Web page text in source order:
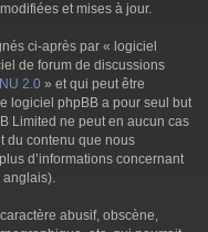
et mises à jour.
ci-après par « logiciel
de forum de discussions
2.0 » et qui peut être
logiciel phpBB a pour seul but
Limited ne peut en aucun cas
du contenu que nous
d’informations concernant
anglais).
abusif, obscène,